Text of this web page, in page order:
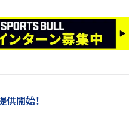
供開始！